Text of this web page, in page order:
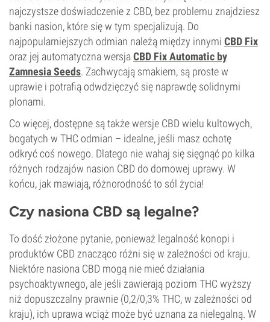
najczystsze doświadczenie z CBD, bez problemu znajdziesz
banki nasion, które się w tym specjalizują. Do
najpopularniejszych odmian należą między innymi CBD Fix
oraz jej automatyczna wersjaCBD Fix Automatic by
Zamnesia Seeds. Zachwycają smakiem, są proste w
uprawie i potrafią odwdzięczyć się naprawdę solidnymi
plonami.
Co więcej, dostępne są także wersje CBD wielu kultowych,
bogatych w THC odmian – idealne, jeśli masz ochotę
odkryć coś nowego. Dlatego nie wahaj się sięgnąć po kilka
różnych rodzajów nasion CBD do domowej uprawy. W
końcu, jak mawiają, różnorodność to sól życia!
Czy nasiona CBD są legalne?
To dość złożone pytanie, ponieważ legalność konopi i
produktów CBD znacząco różni się w zależności od kraju.
Niektóre nasiona CBD mogą nie mieć działania
psychoaktywnego, ale jeśli zawierają poziom THC wyższy
niż dopuszczalny prawnie (0,2/0,3% THC, w zależności od
kraju), ich uprawa wciąż może być uznana za nielegalną. W